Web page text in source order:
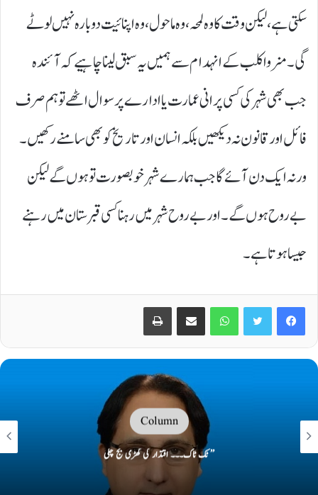
سکتی ہے، لیکن وقت کا وہ لمحہ، وہ ماحول، وہ اپنائیت دوبارہ نہیں لوٹے
گی۔ منروا کلب کے انہدام سے ہمیں یہ سبق لینا چاہیے کہ آئندہ
جب بھی شہر کی کسی پرانی عمارت یا ادارے پر سوال اٹھے تو ہم صرف
فائل اور قانون نہ دیکھیں بلکہ انسان اور تاریخ کو بھی سامنے رکھیں۔
ورنہ ایک دن آئے گا جب ہمارے شہر خوبصورت تو ہوں گے لیکن
بے روح ہوں گے۔ اور بے روح شہر میں رہنا کسی قبرستان میں رہنے
جیسا ہوتا ہے۔
Facebook
Twitter
WhatsApp
Share via Email
Print
Column
’’ ٹک ٹاک۔۔۔ اقتدار کی گھڑی بج چکی